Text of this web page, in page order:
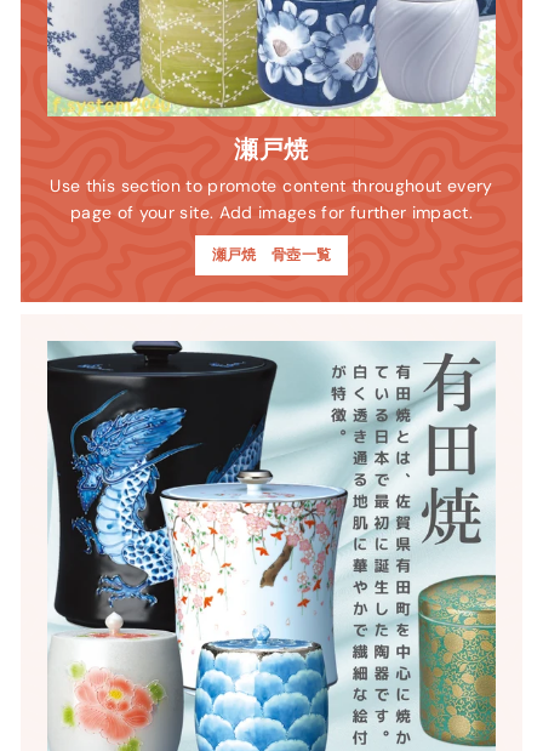
瀬戸焼
Use this section to promote content throughout every
page of your site. Add images for further impact.
瀬戸焼 骨壺一覧